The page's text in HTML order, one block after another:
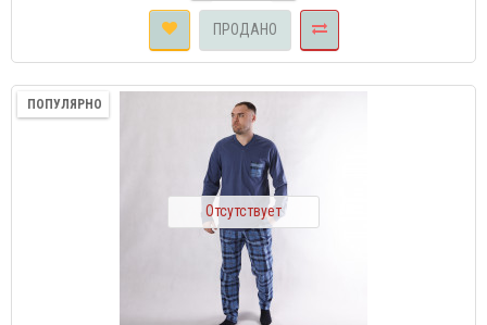
ПРОДАНО
ПОПУЛЯРНО
Отсутствует